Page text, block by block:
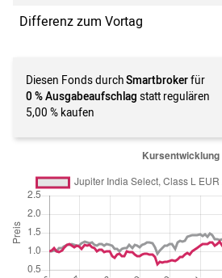
Differenz zum Vortag
Diesen Fonds durchSmartbrokerfür
0 % Ausgabeaufschlag statt regulären
5,00 % kaufen